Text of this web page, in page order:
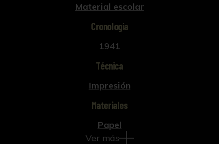
Material escolar
Cronología
1941
Técnica
Impresión
Materiales
Papel
Ver más